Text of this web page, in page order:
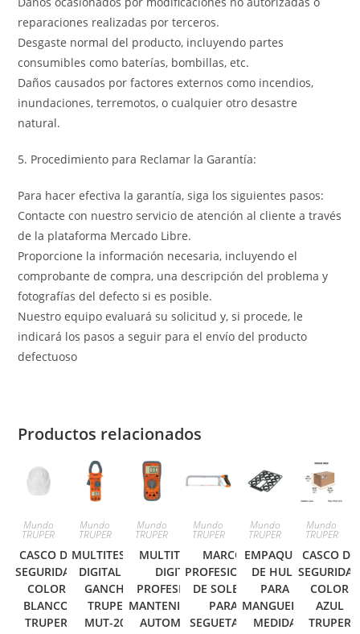
reparaciones realizadas por terceros.
Desgaste normal del producto, incluyendo partes
consumibles como baterías, bombillas, etc.
Daños causados por factores externos como incendios,
inundaciones, terremotos, o cualquier otro desastre
natural.
5. Procedimiento para Reclamar la Garantía:
Para hacer efectiva la garantía, siga los siguientes pasos:
Contacte con nuestro servicio de atención al cliente a través
de la plataforma Mercado Libre.
Proporcione la información necesaria, incluyendo el
comprobante de compra, una descripción del problema y
fotografías del defecto si es posible.
Nuestro equipo evaluará su solicitud y, si procede, le
indicará los pasos a seguir para el envío del producto
defectuoso
Productos relacionados
Mundo
TRUPER
CASCO DE
SEGURIDAD
COLOR
BLANCO
TRUPER
Mundo
TRUPER
MULTITESTER
DIGITAL DE
GANCHO
TRUPER
MUT-202
Mundo
TRUPER
MULTITESTER
DIGITAL
PROFESIONAL,
MANTENIMIENTO
AUTOMOTRIZ
Mundo
TRUPER
MARCO
PROFESIONAL
DE SOLERA
PARA
SEGUETA 12′
Mundo
TRUPER
EMPAQUES
DE HULE
PARA
MANGUERA,
MEDIDA
Mundo
TRUPER
CASCO DE
COLOR
AZUL
TRUPER